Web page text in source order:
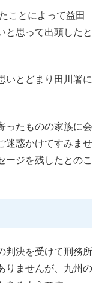
ことによって益田
と思って出頭したと
いとどまり田川署に
ったものの家族に会
迷惑かけてすみませ
ージを残したとのこ
判決を受けて刑務所
りませんが、九州の